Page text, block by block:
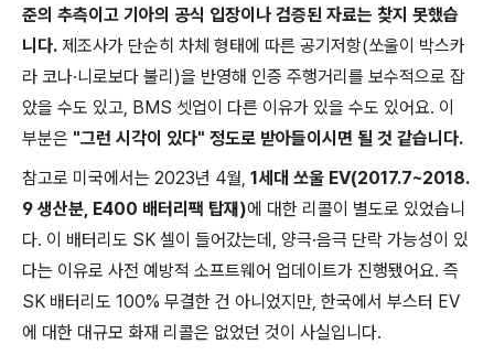
준의 추측이고 기아의 공식 입장이나 검증된 자료는 찾지 못했습
니다. 제조사가 단순히 차체 형태에 따른 공기저항(쏘울이 박스카
라 코나·니로보다 불리)을 반영해 인증 주행거리를 보수적으로 잡
았을 수도 있고, BMS 셋업이 다른 이유가 있을 수도 있어요. 이
부분은 "그런 시각이 있다" 정도로 받아들이시면 될 것 같습니다.
참고로 미국에서는 2023년 4월, 1세대 쏘울 EV(2017.7~2018.
9 생산분, E400 배터리팩 탑재)에 대한 리콜이 별도로 있었습니
다. 이 배터리도 SK 셀이 들어갔는데, 양극·음극 단락 가능성이 있
다는 이유로 사전 예방적 소프트웨어 업데이트가 진행됐어요. 즉
SK 배터리도 100% 무결한 건 아니었지만, 한국에서 부스터 EV
에 대한 대규모 화재 리콜은 없었던 것이 사실입니다.